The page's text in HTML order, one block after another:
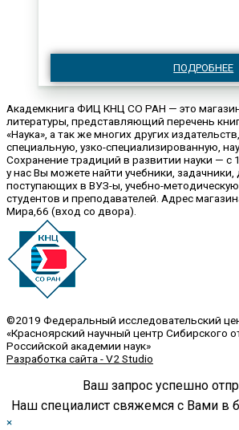
ПОДРОБНЕЕ
Академкнига ФИЦ КНЦ СО РАН — это
литературы, представляющий перечень
«Наука», а так же многих других
специальную, узко-специализированную,
Сохранение традиций в развитии науки — с
у нас Вы можете найти учебники,
поступающих в ВУЗ-ы, учебно-методическую
студентов и преподавателей. Адрес
Мира,66 (вход со двора).
©2019 Федеральный исследовательский
«Красноярский научный центр Сибирского
Российской академии наук»
Разработка сайта - V2 Studio
Ваш запрос успешно
Наш специалист свяжемся с Вами в
×